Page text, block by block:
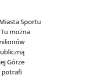
Sportu
można
Górze
potrafi